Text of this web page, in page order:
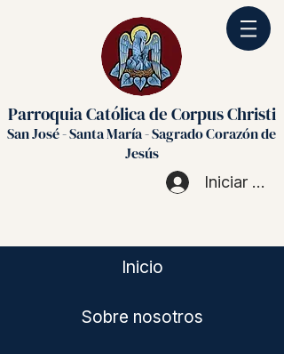
Parroquia Católica de Corpus Christi
San José - Santa María - Sagrado Corazón de
Jesús
Iniciar
Inicio
Sobre nosotros